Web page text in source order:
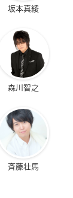
坂本真綾
森川智之
斉藤壮馬